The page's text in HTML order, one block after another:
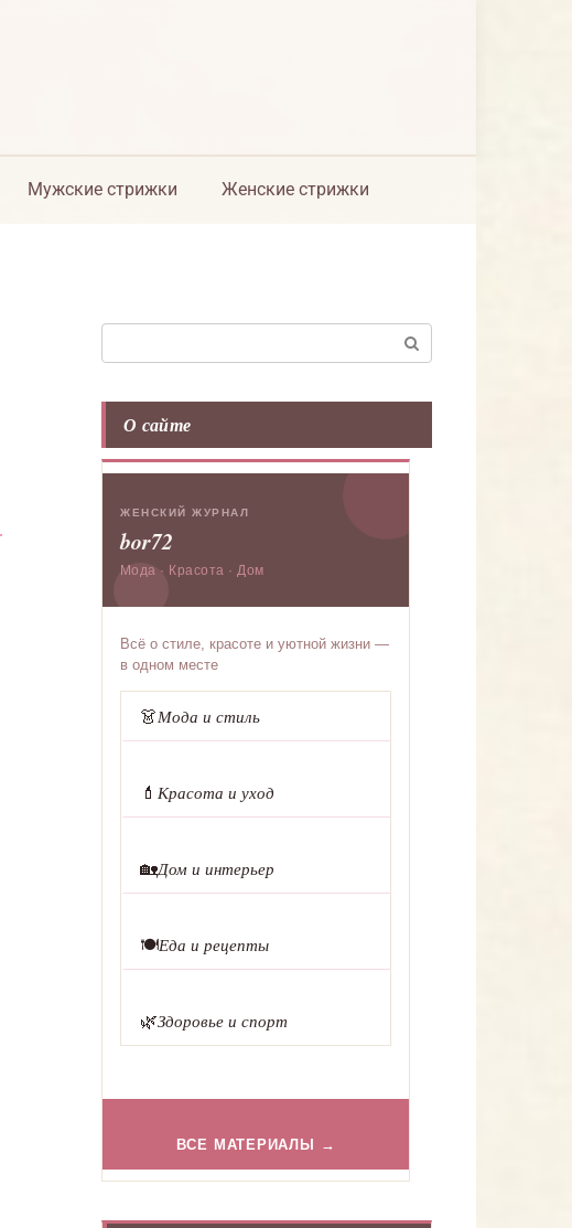
Мужские стрижки Женские стрижки
О сайте
ЖЕНСКИЙ ЖУРНАЛ
bor72
Мода · Красота · Дом
Всё о стиле, красоте и уютной жизни —
в одном месте
👗Мода и стиль
💄 Красота и уход
🏡Дом и интерьер
🍽️Еда и рецепты
🌿Здоровье и спорт
ВСЕ МАТЕРИАЛЫ →